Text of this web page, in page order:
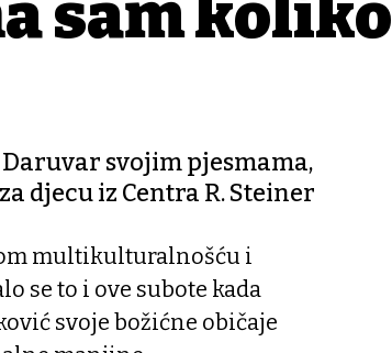
sam koliko
svojim pjesmama,
djecu iz Centra R. Steiner
multikulturalnošću i
se to i ove subote kada
svoje božićne običaje